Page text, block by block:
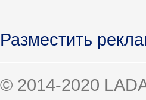
Разместить
© 2014-2020